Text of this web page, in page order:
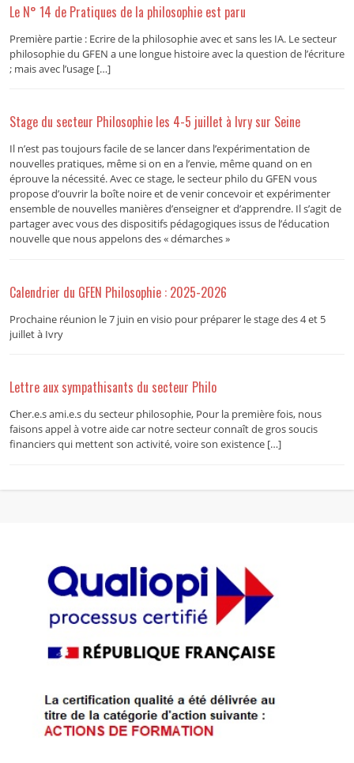
Le N° 14 de Pratiques de la philosophie est paru
Première partie : Ecrire de la philosophie avec et sans les IA. Le secteur
philosophie du GFEN a une longue histoire avec la question de l’écriture
; mais avec l’usage […]
Stage du secteur Philosophie les 4-5 juillet à Ivry sur Seine
Il n’est pas toujours facile de se lancer dans l’expérimentation de
nouvelles pratiques, même si on en a l’envie, même quand on en
éprouve la nécessité. Avec ce stage, le secteur philo du GFEN vous
propose d’ouvrir la boîte noire et de venir concevoir et expérimenter
ensemble de nouvelles manières d’enseigner et d’apprendre. Il s’agit de
partager avec vous des dispositifs pédagogiques issus de l’éducation
nouvelle que nous appelons des « démarches »
Calendrier du GFEN Philosophie : 2025-2026
Prochaine réunion le 7 juin en visio pour préparer le stage des 4 et 5
juillet à Ivry
Lettre aux sympathisants du secteur Philo
Cher.e.s ami.e.s du secteur philosophie, Pour la première fois, nous
faisons appel à votre aide car notre secteur connaît de gros soucis
financiers qui mettent son activité, voire son existence […]